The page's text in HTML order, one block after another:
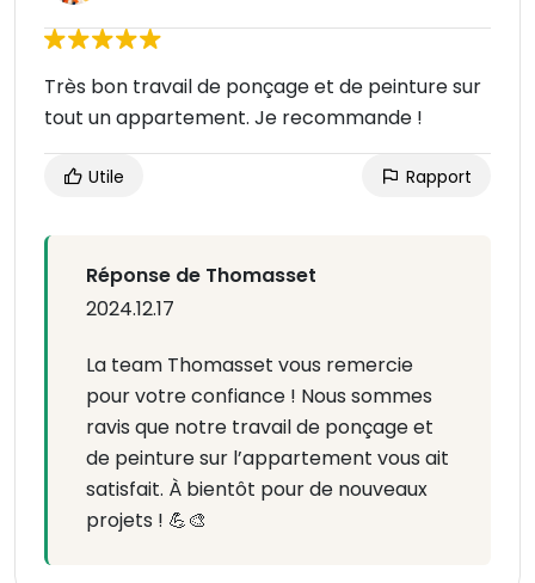
Très bon travail de ponçage et de peinture sur
tout un appartement. Je recommande !
Utile Rapport
Réponse de Thomasset
2024.12.17
La team Thomasset vous remercie
pour votre confiance ! Nous sommes
ravis que notre travail de ponçage et
de peinture sur l’appartement vous ait
satisfait. À bientôt pour de nouveaux
projets ! 💪🎨